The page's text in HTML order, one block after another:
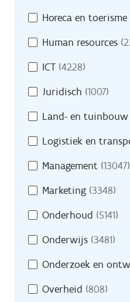
Horeca en toerisme
Human resources
ICT (4228)
Juridisch (1007)
Land- en tuinbouw
Logistiek en
Management (13047)
Marketing (3348)
Onderhoud (5141)
Onderwijs (3481)
Onderzoek en
Overheid (808)